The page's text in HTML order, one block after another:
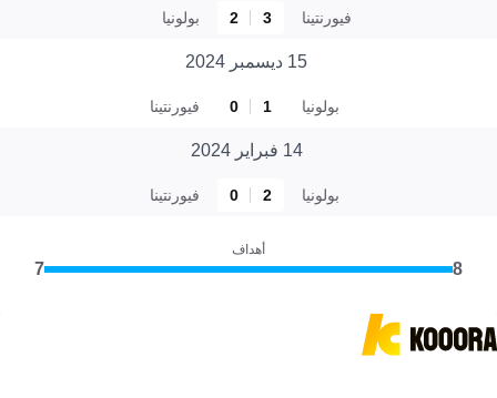
فيورنتينا 3
2 بولونيا
15 ديسمبر 2024
بولونيا 1
0 فيورنتينا
14 فبراير 2024
بولونيا 2
0 فيورنتينا
أهداف
8
7